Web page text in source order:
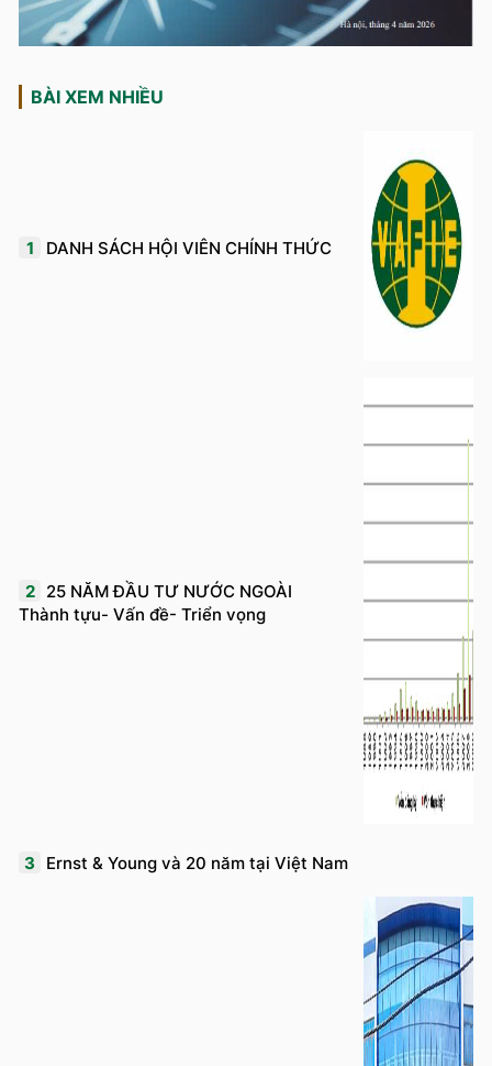
BÀI XEM NHIỀU
1 DANH SÁCH HỘI VIÊN CHÍNH THỨC
2
25 NĂM ĐẦU TƯ NƯỚC NGOÀI
Thành tựu- Vấn đề- Triển vọng
3 Ernst & Young và 20 năm tại Việt Nam